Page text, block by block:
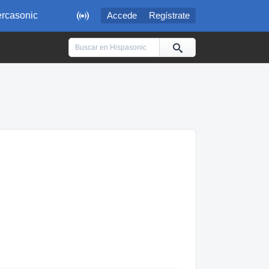
 Accede Regístrate